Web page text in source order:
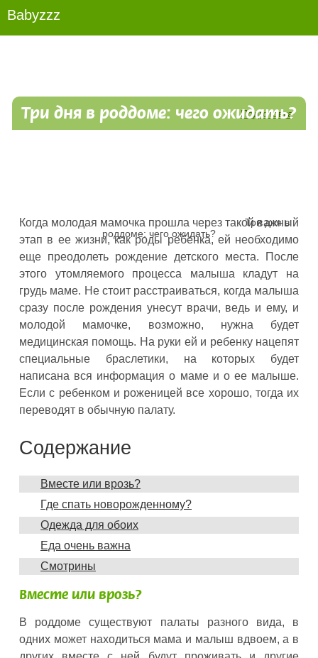
Babyzzz
Подготовка
Три дня в
роддоме: чего ожидать?
Три дня в роддоме: чего ожидать?
Когда молодая мамочка прошла через такой важный
этап в ее жизни, как роды ребенка, ей необходимо
еще преодолеть рождение детского места. После
этого утомляемого процесса малыша кладут на
грудь маме. Не стоит расстраиваться, когда малыша
сразу после рождения унесут врачи, ведь и ему, и
молодой мамочке, возможно, нужна будет
медицинская помощь. На руки ей и ребенку нацепят
специальные браслетики, на которых будет
написана вся информация о маме и о ее малыше.
Если с ребенком и роженицей все хорошо, тогда их
переводят в обычную палату.
Содержание
Вместе или врозь?
Где спать новорожденному?
Одежда для обоих
Еда очень важна
Смотрины
Вместе или врозь?
В роддоме существуют палаты разного вида, в
одних может находиться мама и малыш вдвоем, а в